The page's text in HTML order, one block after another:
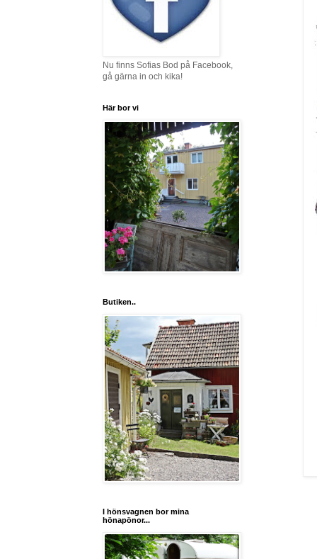
Nu finns Sofias Bod på Facebook,
gå gärna in och kika!
Här bor vi
Butiken..
I hönsvagnen bor mina
hönapönor...